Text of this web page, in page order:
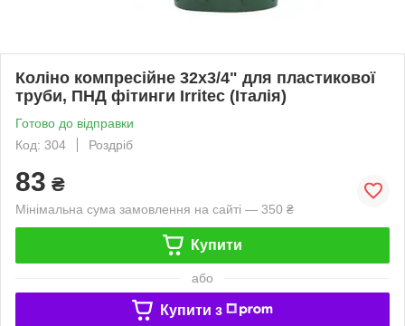
Коліно компресійне 32х3/4" для пластикової
труби, ПНД фітинги Irritec (Італія)
Готово до відправки
Код: 304
Роздріб
83 ₴
Мінімальна сума замовлення на сайті — 350 ₴
Купити
або
Купити з